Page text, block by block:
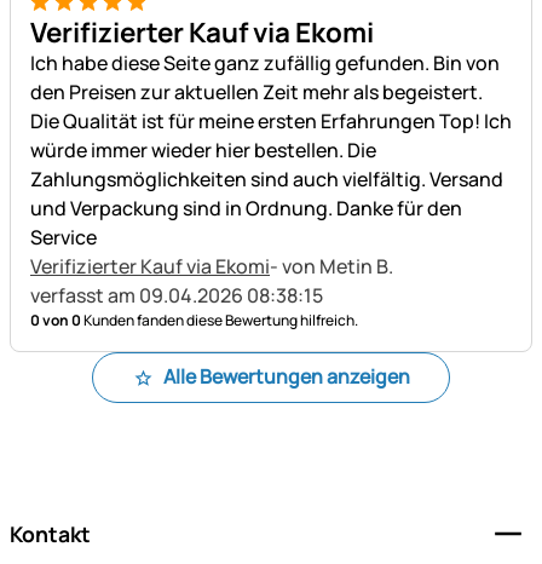
5 von 5
Verifizierter Kauf via Ekomi
Ich habe diese Seite ganz zufällig gefunden. Bin von
den Preisen zur aktuellen Zeit mehr als begeistert.
Die Qualität ist für meine ersten Erfahrungen Top! Ich
würde immer wieder hier bestellen. Die
Zahlungsmöglichkeiten sind auch vielfältig. Versand
und Verpackung sind in Ordnung. Danke für den
Service
Verifizierter Kauf via Ekomi- von Metin B.
verfasst am 09.04.2026 08:38:15
0 von 0Kunden fanden diese Bewertung hilfreich.
Alle Bewertungen anzeigen
Kontakt